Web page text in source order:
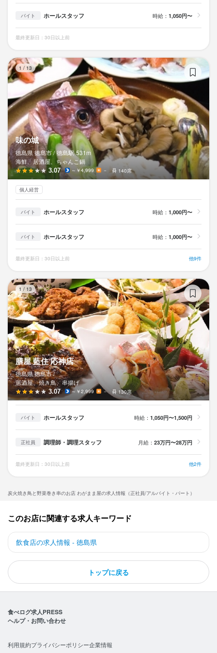
炭火焼き鳥と野菜巻き串のお店 わがまま屋の求人情報（正社員/アルバイト・パート）
バイト ホールスタッフ 時給： 1,050円〜
最終更新日：30日以上前
1 / 13
味の城
徳島県 徳島市 / 徳島駅 531m
海鮮、居酒屋、ちゃんこ鍋
3.07 ～￥4,999 － 140席
個人経営
バイト ホールスタッフ 時給： 1,000円〜
バイト ホールスタッフ 時給： 1,000円〜
最終更新日：30日以上前 他9件
1 / 13
膳屋 藍住 応神店
徳島県 徳島市 /
居酒屋、焼き鳥、串揚げ
3.07 ～￥2,999 － 130席
バイト ホールスタッフ 時給： 1,050円〜1,500円
正社員 調理師・調理スタッフ 月給： 23万円〜28万円
最終更新日：30日以上前 他2件
このお店に関連する求人キーワード
飲食店の求人情報 - 徳島県
トップに戻る
食べログ求人PRESS
ヘルプ・お問い合わせ
利用規約プライバシーポリシー企業情報